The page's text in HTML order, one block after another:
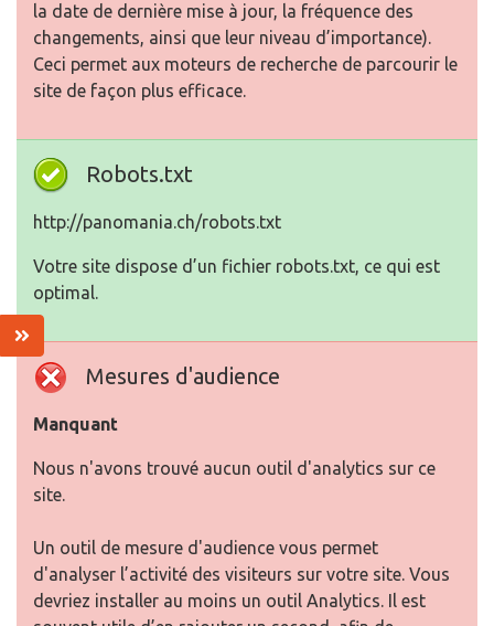
la date de dernière mise à jour, la fréquence des
changements, ainsi que leur niveau d’importance).
Ceci permet aux moteurs de recherche de parcourir le
site de façon plus efficace.
Robots.txt
http://panomania.ch/robots.txt
Votre site dispose d’un fichier robots.txt, ce qui est
optimal.
Mesures d'audience
Manquant
Nous n'avons trouvé aucun outil d'analytics sur ce
site.
Un outil de mesure d'audience vous permet
d'analyser l’activité des visiteurs sur votre site. Vous
devriez installer au moins un outil Analytics. Il est